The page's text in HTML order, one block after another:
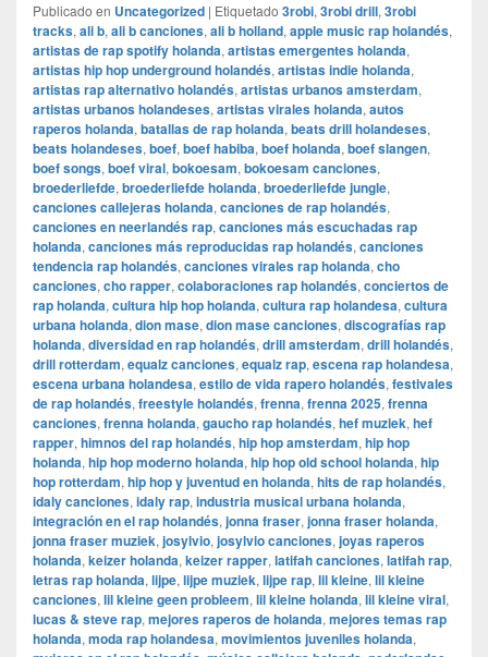
Publicado en Uncategorized | Etiquetado 3robi, 3robi drill, 3robi
tracks, ali b, ali b canciones, ali b holland, apple music rap holandés,
artistas de rap spotify holanda, artistas emergentes holanda,
artistas hip hop underground holandés, artistas indie holanda,
artistas rap alternativo holandés, artistas urbanos amsterdam,
artistas urbanos holandeses, artistas virales holanda, autos
raperos holanda, batallas de rap holanda, beats drill holandeses,
beats holandeses, boef, boef habiba, boef holanda, boef slangen,
boef songs, boef viral, bokoesam, bokoesam canciones,
broederliefde, broederliefde holanda, broederliefde jungle,
canciones callejeras holanda, canciones de rap holandés,
canciones en neerlandés rap, canciones más escuchadas rap
holanda, canciones más reproducidas rap holandés, canciones
tendencia rap holandés, canciones virales rap holanda, cho
canciones, cho rapper, colaboraciones rap holandés, conciertos de
rap holanda, cultura hip hop holanda, cultura rap holandesa, cultura
urbana holanda, dion mase, dion mase canciones, discografías rap
holanda, diversidad en rap holandés, drill amsterdam, drill holandés,
drill rotterdam, equalz canciones, equalz rap, escena rap holandesa,
escena urbana holandesa, estilo de vida rapero holandés, festivales
de rap holandés, freestyle holandés, frenna, frenna 2025, frenna
canciones, frenna holanda, gaucho rap holandés, hef muziek, hef
rapper, himnos del rap holandés, hip hop amsterdam, hip hop
holanda, hip hop moderno holanda, hip hop old school holanda, hip
hop rotterdam, hip hop y juventud en holanda, hits de rap holandés,
idaly canciones, idaly rap, industria musical urbana holanda,
integración en el rap holandés, jonna fraser, jonna fraser holanda,
jonna fraser muziek, josylvio, josylvio canciones, joyas raperos
holanda, keizer holanda, keizer rapper, latifah canciones, latifah rap,
letras rap holanda, lijpe, lijpe muziek, lijpe rap, lil kleine, lil kleine
canciones, lil kleine geen probleem, lil kleine holanda, lil kleine viral,
lucas & steve rap, mejores raperos de holanda, mejores temas rap
holanda, moda rap holandesa, movimientos juveniles holanda,